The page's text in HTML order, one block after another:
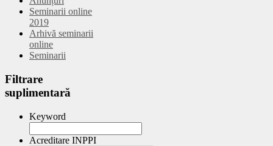
Seminarii online
2019
Arhivă seminarii
online
Seminarii
Filtrare
suplimentară
Keyword
Acreditare INPPI